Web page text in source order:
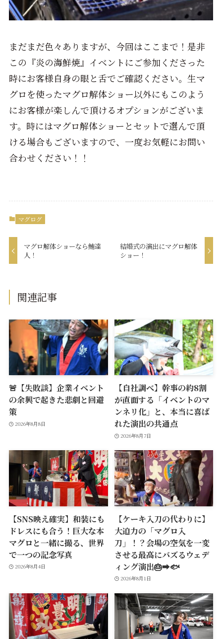
まだまだ色々ありますが、今回はここまで！是非
この『炎の海鮮焼』イベントにご参加くださった
時にお客様自身の眼と舌でご確認ください。生マ
グロを使ったマグロ解体ショー以外にもこのよう
にお客様が楽しんで頂けるオプションがございま
す。時にはマグロ解体ショーとセットで選んで頂
ける場合もございますので、一度お気軽にお問い
合わせください！！
マグログ
マグロ解体ショーなら鮪達
人！
結婚式の演出にマグロ解体
ショー！
関連記事
🚨【失敗談】企業イベント
の余興で起きた悲劇と回避
策
2026年8月8日
【自社調べ】幹事の約8割
が直面する「イベントのマ
ンネリ化」と、本当に喜ば
れた演出の共通点
2026年8月7日
【SNS映え確実】和装にも
ドレスにも合う！巨大な本
マグロと一緒に撮る、世界
で一つの記念写真
2026年8月4日
【ケーキ入刀の代わりに】
大迫力の「マグロ入
刀」！？会場の空気を一変
させる最高にバズるウェデ
ィング演出🎂➡️🐟
2026年8月1日